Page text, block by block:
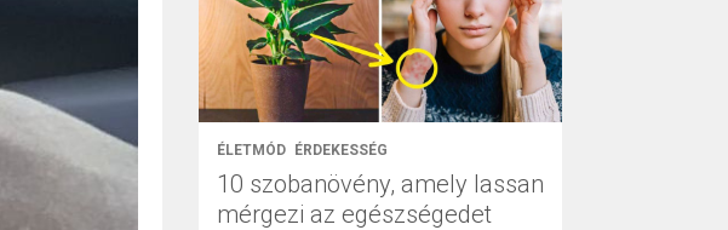
ÉLETMÓD ÉRDEKESSÉG
10 szobanövény, amely lassan
mérgezi az egészségedet